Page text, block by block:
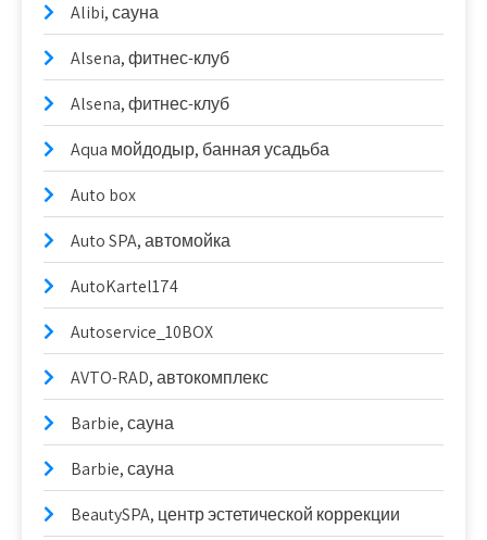
Alibi, сауна
Alsena, фитнес-клуб
Alsena, фитнес-клуб
Aqua мойдодыр, банная усадьба
Auto box
Auto SPA, автомойка
AutoKartel174
Autoservice_10BOX
AVTO-RAD, автокомплекс
Barbie, сауна
Barbie, сауна
BeautySPA, центр эстетической коррекции